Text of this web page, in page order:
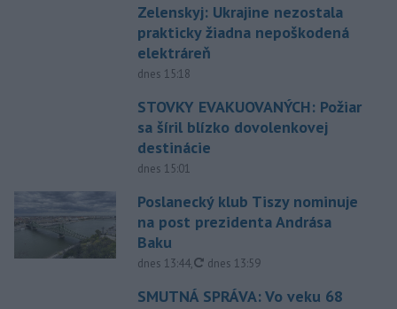
Zelenskyj: Ukrajine nezostala
prakticky žiadna nepoškodená
elektráreň
dnes 15:18
STOVKY EVAKUOVANÝCH: Požiar
sa šíril blízko dovolenkovej
destinácie
dnes 15:01
Poslanecký klub Tiszy nominuje
na post prezidenta Andrása
Baku
dnes 13:44, aktualizované
dnes 13:59
SMUTNÁ SPRÁVA: Vo veku 68